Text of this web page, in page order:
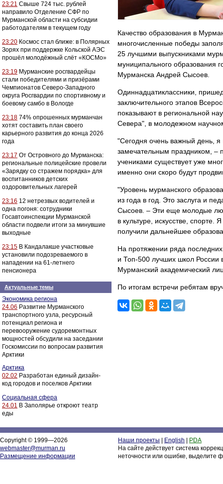
23:21 Свыше 724 тыс. рублей
направило Отделение СФР по
Мурманской области на субсидии
работодателям в текущем году
23:20 Космос стал ближе: в Полярных
Зорях при поддержке Кольской АЭС
прошёл молодёжный слёт «КОСМо»
23:19 Мурманские росгвардейцы
стали победителями и призёрами
Чемпионатов Северо-Западного
округа Росгвардии по спортивному и
боевому самбо в Вологде
23:18 74% опрошенных мурманчан
хотят составить план своего
карьерного развития до конца 2026
года
23:17 От Островного до Мурманска:
региональные полицейские провели
«Зарядку со стражем порядка» для
воспитанников детских
оздоровительных лагерей
23:16 12 нетрезвых водителей и
одна погоня: сотрудники
Госавтоинспекции Мурманской
области подвели итоги за минувшие
выходные
23:15 В Кандалакше участковые
установили подозреваемого в
нападении на 61-летнего
пенсионера
Актуальные темы
Экономика региона
24.06 Развитие Мурманского
транспортного узла, ресурсный
потенциал региона и
перевооружение судоремонтных
мощностей обсудили на заседании
Госкомиссии по вопросам развития
Арктики
Арктика
02.02 Разработан единый дизайн-
код городов и поселков Арктики
Социальная сфера
24.01 В Заполярье откроют театр
еды
Качество образования в
многочисленные победы
25 лучшими выпускниками
муниципального образования
Мурманска Андрей Сысоев.
Одиннадцатиклассники,
заключительного этапов
показывают в региональной
Севера", в молодежном
"Сегодня очень важный день, я
замечательным праздником, –
учениками существует уже
именно они скоро будут
"Уровень мурманского
из года в год. Это заслуга и
Сысоев. – Эти еще молодые
в культуре, искусстве,
получили дальнейшее
На протяжении ряда
и Топ-500 лучших школ России
Мурманский академический
По итогам встречи ребятам
Copyright © 1999—2026
webmaster@murman.ru
Размещение информации
Наши проекты English
PDA
На сайте действует система
неточности или ошибке, выделите